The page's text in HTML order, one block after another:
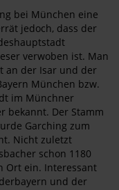
bei München eine
jedoch, dass der
verwoben ist. Man
an der Isar und der
München bzw.
im Münchner
bekannt. Der Stamm
Garching zum
Nicht zuletzt
schon 1180
Ort ein. Interessant
und der